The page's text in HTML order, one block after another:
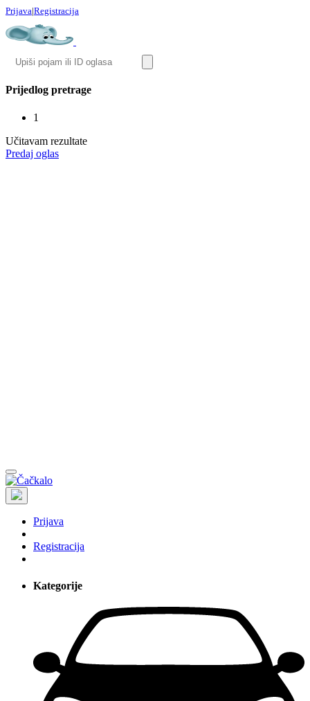
Prijava|Registracija
Prijedlog pretrage
1
Učitavam rezultate
Predaj oglas
Prijava
Registracija
Kategorije